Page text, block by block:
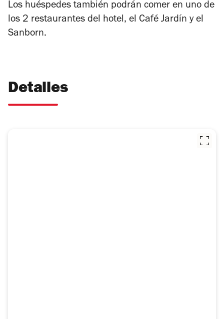
Los huéspedes también podrán comer en uno de
los 2 restaurantes del hotel, el Café Jardín y el
Sanborn.
Detalles